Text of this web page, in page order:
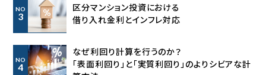
NO
3
区分マンション投資における
借り入れ金利とインフレ対応
NO
4
なぜ利回り計算を行うのか？
「表面利回り」と「実質利回り」のよりシビアな計